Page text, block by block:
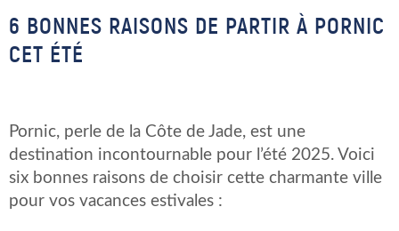
6 BONNES RAISONS DE PARTIR À PORNIC
CET ÉTÉ
Pornic, perle de la Côte de Jade, est une
destination incontournable pour l’été 2025. Voici
six bonnes raisons de choisir cette charmante ville
pour vos vacances estivales :​